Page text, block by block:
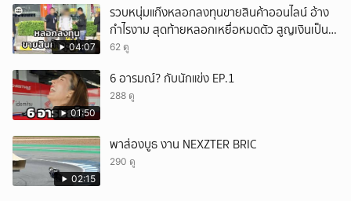
04:07
รวบหนุ่มแก๊งหลอกลงทุนขายสินค้าออนไลน์ อ้าง
กำไรงาม สุดท้ายหลอกเหยื่อหมดตัว สูญเงินเป็น
แสนบาท ยังให้การปฏิเสธ
62 ดู
01:50
6 อารมณ์? กับนักแข่ง EP.1
288 ดู
02:15
พาส่องบูธ งาน NEXZTER BRIC
290 ดู